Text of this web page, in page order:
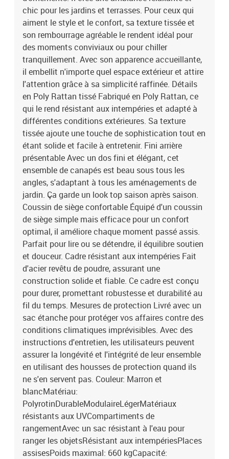
(LxPxH)3 x Siège central :55 x 62 x 85 cm (LxPxH)2 x Canapé avec
accoudoir :62 x 62 x 85 cm (LxPxH)1 x Table :55 x 55 x 37 cm
(LxWxH)EAN: 8721288350084SKU: 3354737Brand: vidaXL
chic pour les jardins et terrasses. Pour ceux qui
aiment le style et le confort, sa texture tissée et
son rembourrage agréable le rendent idéal pour
des moments conviviaux ou pour chiller
tranquillement. Avec son apparence accueillante,
il embellit n'importe quel espace extérieur et attire
l'attention grâce à sa simplicité raffinée. Détails
en Poly Rattan tissé Fabriqué en Poly Rattan, ce
qui le rend résistant aux intempéries et adapté à
différentes conditions extérieures. Sa texture
tissée ajoute une touche de sophistication tout en
étant solide et facile à entretenir. Fini arrière
présentable Avec un dos fini et élégant, cet
ensemble de canapés est beau sous tous les
angles, s'adaptant à tous les aménagements de
jardin. Ça garde un look top saison après saison.
Coussin de siège confortable Équipé d'un coussin
de siège simple mais efficace pour un confort
optimal, il améliore chaque moment passé assis.
Parfait pour lire ou se détendre, il équilibre soutien
et douceur. Cadre résistant aux intempéries Fait
d'acier revêtu de poudre, assurant une
construction solide et fiable. Ce cadre est conçu
pour durer, promettant robustesse et durabilité au
fil du temps. Mesures de protection Livré avec un
sac étanche pour protéger vos affaires contre des
conditions climatiques imprévisibles. Avec des
instructions d'entretien, les utilisateurs peuvent
assurer la longévité et l'intégrité de leur ensemble
en utilisant des housses de protection quand ils
ne s'en servent pas. Couleur: Marron et
blancMatériau:
PolyrotinDurableModulaireLégerMatériaux
résistants aux UVCompartiments de
rangementAvec un sac résistant à l'eau pour
ranger les objetsRésistant aux intempériesPlaces
assisesPoids maximal: 660 kgCapacité: